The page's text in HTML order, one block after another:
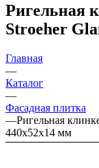
Ригельная
Stroeher
Главная
—
Каталог
—
Фасадная плитка
—Ригельная
440х52х14 мм